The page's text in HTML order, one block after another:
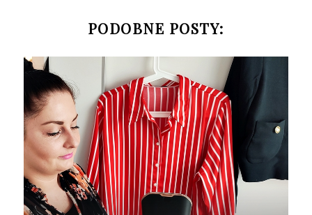
PODOBNE POSTY: